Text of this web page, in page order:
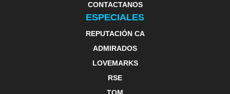
CONTACTANOS
ESPECIALES
REPUTACIÓN CA
ADMIRADOS
LOVEMARKS
RSE